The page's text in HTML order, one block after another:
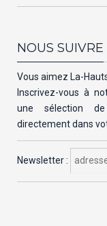
NOUS SUIVRE
Vous aimez La-
Inscrivez-vous à
une sélection de
directement dans
Newsletter :